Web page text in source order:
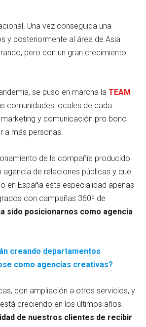
Una vez conseguida una
y posteriormente al área de Asia
pero con un gran crecimiento.
se puso en marcha la TEAM
comunidades locales de cada
y comunicación pro bono
a más personas.
de la compañía producido
de relaciones públicas y que
en España esta especialidad apenas
con campañas 360º de
sido posicionarnos como agencia
creando departamentos
como agencias creativas?
con ampliación a otros servicios, y
creciendo en los últimos años.
de nuestros clientes de recibir